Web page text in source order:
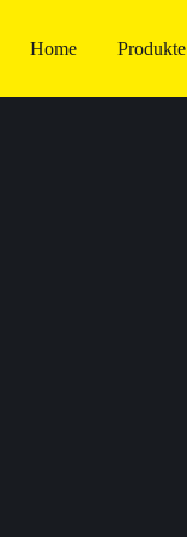
Home Produkte